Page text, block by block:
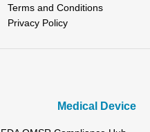
Terms and Conditions
Privacy Policy
Medical Device